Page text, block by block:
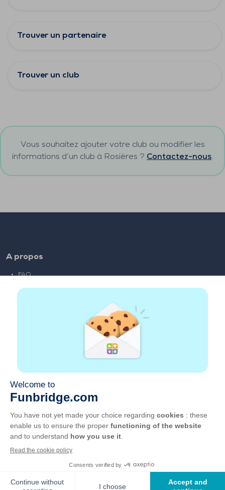
Trouver un partenaire
Trouver un club
Vous souhaitez ajouter votre club ou modifier les
informations d’un club à Rosières ? Contactez-nous.
A propos
FAQ
Liens partenaires
CGU
Vie privée
Gérer les cookies
©2026, GOTO Games